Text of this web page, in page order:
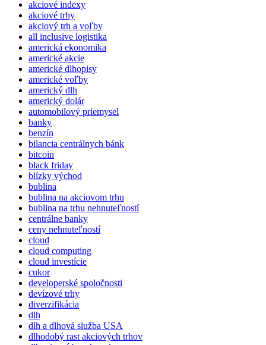
akciové indexy
akciové trhy
akciový trh a voľby
all inclusive logistika
americká ekonomika
americké akcie
americké dlhopisy
americké voľby
americký dlh
americký dolár
automobilový priemysel
banky
benzín
bilancia centrálnych bánk
bitcoin
black friday
blízky východ
bublina
bublina na akciovom trhu
bublina na trhu nehnuteľností
centrálne banky
ceny nehnuteľností
cloud
cloud computing
cloud investície
cukor
developerské spoločnosti
devízové trhy
diverzifikácia
dlh
dlh a dlhová služba USA
dlhodobý rast akciových trhov